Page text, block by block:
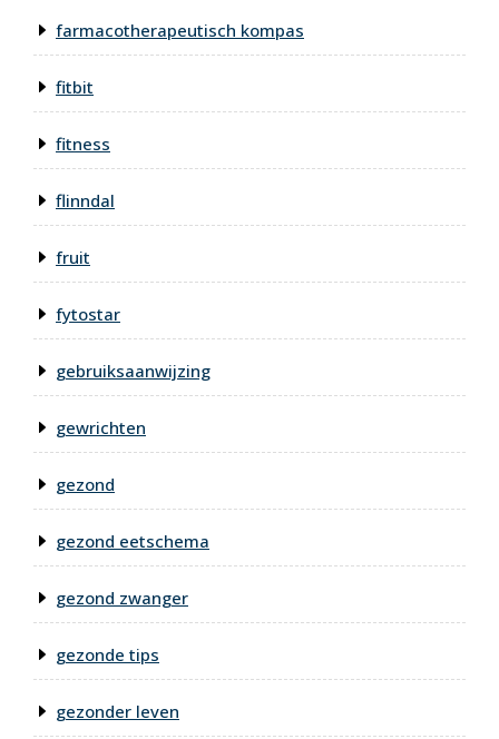
farmacotherapeutisch kompas
fitbit
fitness
flinndal
fruit
fytostar
gebruiksaanwijzing
gewrichten
gezond
gezond eetschema
gezond zwanger
gezonde tips
gezonder leven